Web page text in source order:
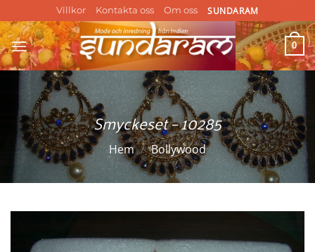
to
content
Villkor Kontakta oss Om oss SUNDARAM
0
Smyckeset – 10285
Hem / Bollywood